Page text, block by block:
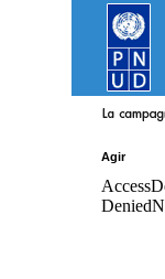
Agir